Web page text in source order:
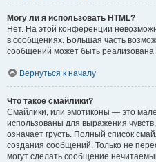
Могу ли я использовать HTML?
Нет. На этой конференции
в сообщениях. Большая часть
сообщений может быть реализована
Вернуться к началу
Что такое смайлики?
Смайлики, или эмотиконы — это
использованы для выражения
означает грусть. Полный список
создания сообщений. Только не
могут сделать сообщение